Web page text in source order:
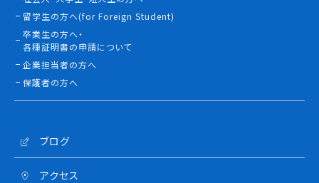
留学生の方へ(for Foreign Student)
卒業生の方へ・
各種証明書の申請について
企業担当者の方へ
保護者の方へ
ブログ
アクセス